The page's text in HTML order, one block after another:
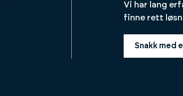
Vi har lang
finne rett
Snakk med